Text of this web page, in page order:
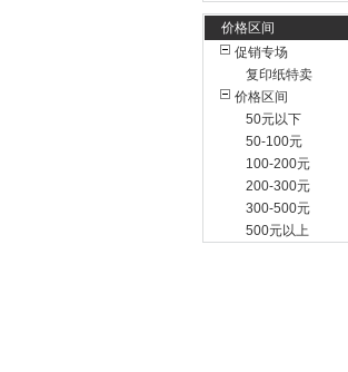
价格区间
促销专场
复印纸特卖
价格区间
50元以下
50-100元
100-200元
200-300元
300-500元
500元以上